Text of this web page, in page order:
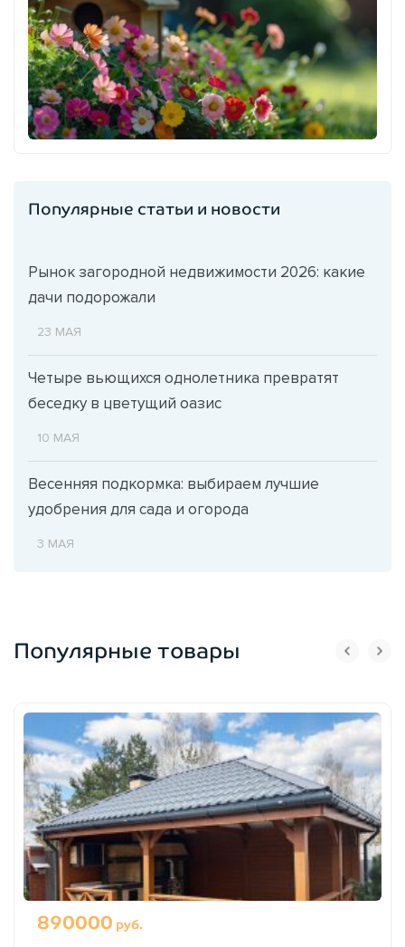
Популярные статьи и новости
Рынок загородной недвижимости 2026: какие
дачи подорожали
23 МАЯ
Четыре вьющихся однолетника превратят
беседку в цветущий оазис
10 МАЯ
Весенняя подкормка: выбираем лучшие
удобрения для сада и огорода
3 МАЯ
Популярные товары
890000 руб.